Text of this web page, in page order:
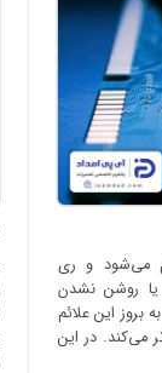
می‌شود و ری
روشن نشدن
بروز این علائم
می‌کند. در این